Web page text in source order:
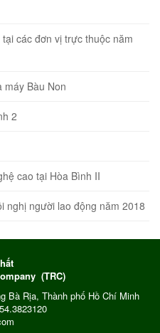
các đơn vị trực thuộc năm
máy Bàu Non
2
cao tại Hòa Bình II
nghị người lao động năm 2018
(TRC)
Bà Rịa, Thành phố Hồ Chí Minh